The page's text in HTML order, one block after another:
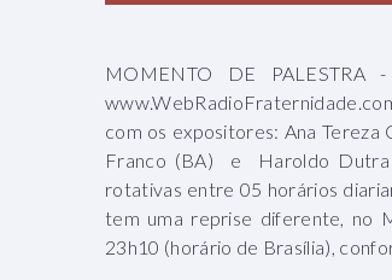
MOMENTO DE
com os expositores: Ana Tereza
Franco (BA) e Haroldo Dutra
rotativas entre 05 horários
tem uma reprise diferente, no
23h10 (horário de Brasília),